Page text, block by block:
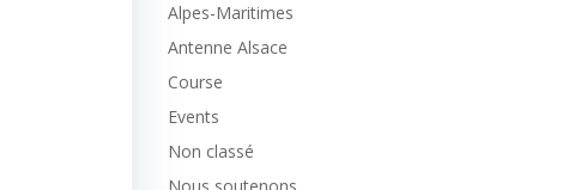
Alpes-Maritimes
Antenne Alsace
Course
Events
Non classé